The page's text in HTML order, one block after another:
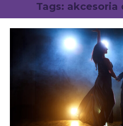
Tags: akcesoria